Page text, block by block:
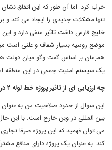
خراب کرد. اما آن طور که این اتفاق
‌تنها مشکلات جدیدی را ایجاد می کند و
خلیج فارس داشت تاثیر منفی دارد و
موضع روسیه بسیار شفاف و علنی است
همزمان بر اساس گفت وگو میان دولت
یک سیستم امنیت جمعی در این منطقه
چه ارزیابی ای از تاثیر پروژه خط لوله ۲ در روابط آینده روسیه و اروپا دارید؟
این سوال از حدود صلاحیت من به عنوان
بین المللی در وین خارج است. با این
می توان فهمید که این پروژه صرفا
کند. به عنوان یک پروژه دارای منافع